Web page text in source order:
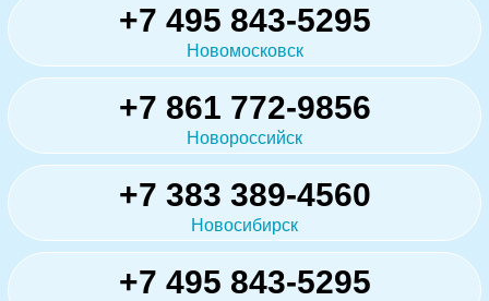
+7 495 843-5295
Новомосковск
+7 861 772-9856
Новороссийск
+7 383 389-4560
Новосибирск
+7 495 843-5295